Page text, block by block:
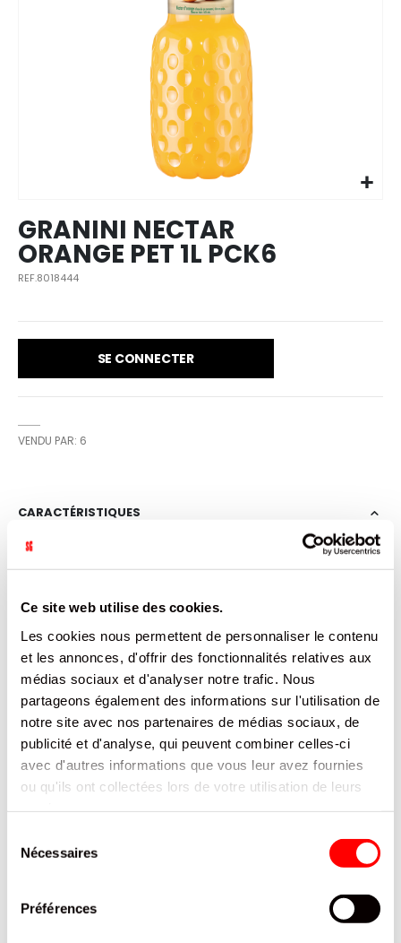
Ce site web utilise des cookies.
Les cookies nous permettent de personnaliser le contenu
et les annonces, d'offrir des fonctionnalités relatives aux
médias sociaux et d'analyser notre trafic. Nous
partageons également des informations sur l'utilisation de
notre site avec nos partenaires de médias sociaux, de
publicité et d'analyse, qui peuvent combiner celles-ci
avec d'autres informations que vous leur avez fournies
ou qu'ils ont collectées lors de votre utilisation de leurs
Nécessaires
Préférences
images
gallery
GRANINI NECTAR
ORANGE PET 1L PCK6
REF.8018444
SE CONNECTER
VENDU PAR: 6
CARACTÉRISTIQUES
Plus
3503780002020
PAYS INCONNU
0
0
1074
1037
PET
1
DOCUMENTATION
INTERESSER